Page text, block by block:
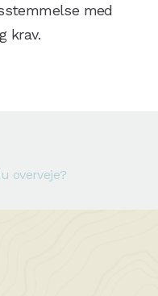
med
krav.
overveje?